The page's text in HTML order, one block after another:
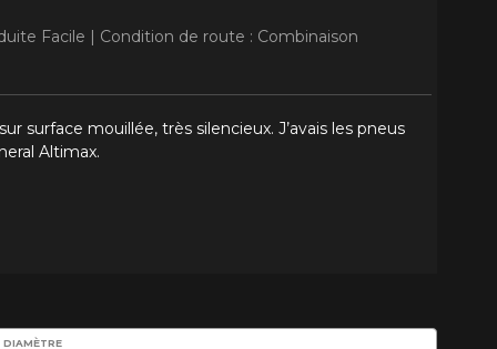
Facile | Condition de route : Combinaison
surface mouillée, très silencieux. J’avais les pneus
Altimax.
DIAMÈTRE